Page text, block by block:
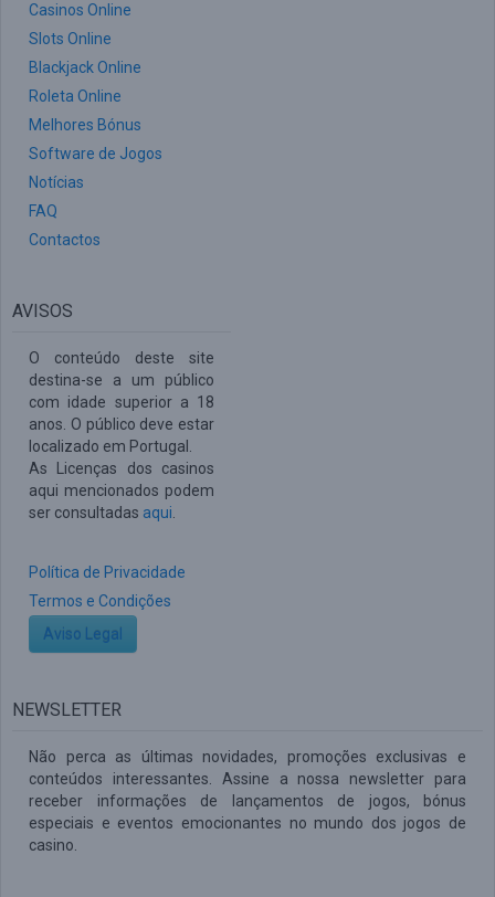
Casinos Online
Slots Online
Blackjack Online
Roleta Online
Melhores Bónus
Software de Jogos
Notícias
FAQ
Contactos
AVISOS
O conteúdo deste site
destina-se a um público
com idade superior a 18
anos. O público deve estar
localizado em Portugal.
As Licenças dos casinos
aqui mencionados podem
ser consultadas aqui
Política de Privacidade
Termos e Condições
Aviso Legal
NEWSLETTER
Não perca as últimas novidades, promoções exclusivas e
conteúdos interessantes. Assine a nossa newsletter para
receber informações de lançamentos de jogos, bónus
especiais e eventos emocionantes no mundo dos jogos de
casino.